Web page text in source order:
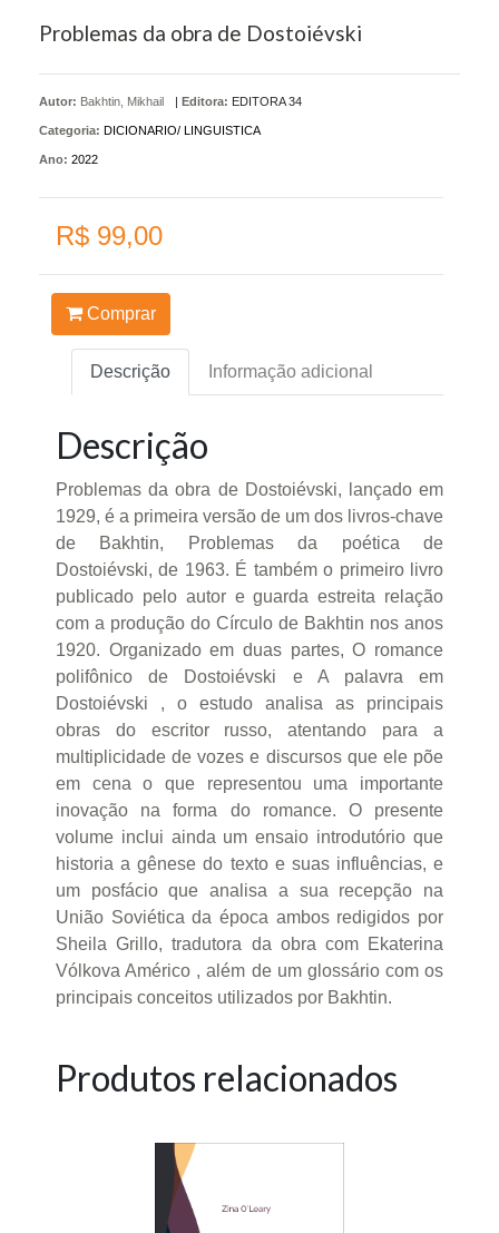
Problemas da obra de Dostoiévski
Autor: Bakhtin, Mikhail Editora: EDITORA 34
Categoria: DICIONARIO/ LINGUISTICA
Ano: 2022
R$ 99,00
Comprar
Descrição Informação adicional
Descrição
Problemas da obra de Dostoiévski, lançado em
1929, é a primeira versão de um dos livros-chave
de Bakhtin, Problemas da poética de
Dostoiévski, de 1963. É também o primeiro livro
publicado pelo autor e guarda estreita relação
com a produção do Círculo de Bakhtin nos anos
1920. Organizado em duas partes, O romance
polifônico de Dostoiévski e A palavra em
Dostoiévski , o estudo analisa as principais
obras do escritor russo, atentando para a
multiplicidade de vozes e discursos que ele põe
em cena o que representou uma importante
inovação na forma do romance. O presente
volume inclui ainda um ensaio introdutório que
historia a gênese do texto e suas influências, e
um posfácio que analisa a sua recepção na
União Soviética da época ambos redigidos por
Sheila Grillo, tradutora da obra com Ekaterina
Vólkova Américo , além de um glossário com os
principais conceitos utilizados por Bakhtin.
Produtos relacionados